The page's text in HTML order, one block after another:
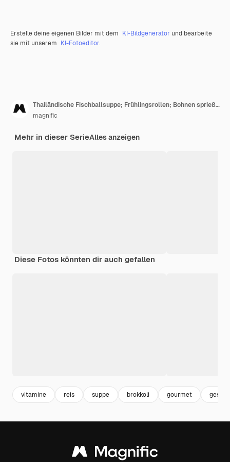
Erstelle deine eigenen Bilder mit dem KI-Bildgenerator und bearbeite
sie mit unserem KI-Fotoeditor.
Thailändische Fischballsuppe; Frühlingsrollen; Bohnen sprießen und Sauce mit Stäbchen auf hölzernen Schreibtisch vor schwarzem Hintergrund
magnific
Mehr in dieser SerieAlles anzeigen
Diese Fotos könnten dir auch gefallen
vitamine reis suppe brokkoli gourmet